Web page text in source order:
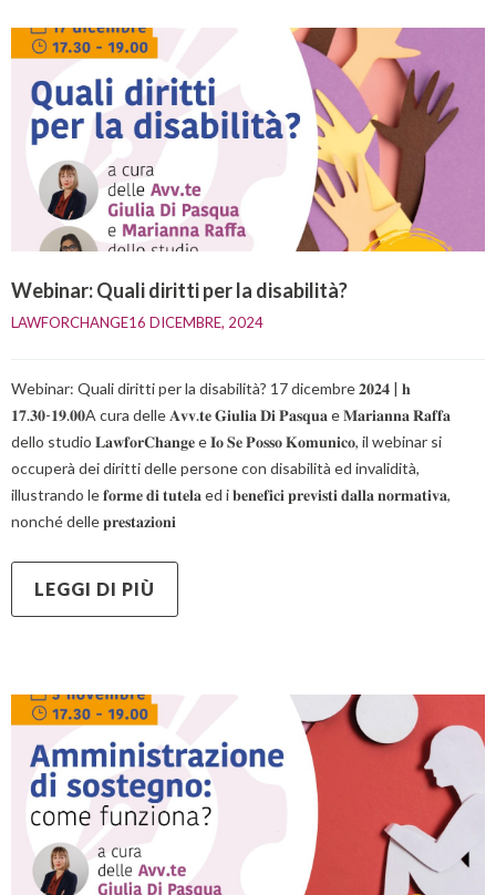
Webinar: Quali diritti per la disabilità?
LAWFORCHANGE16 DICEMBRE, 2024
Webinar: Quali diritti per la disabilità? 17 dicembre 𝟐𝟎𝟐𝟒 | 𝐡
𝟏𝟕.𝟑𝟎-𝟏𝟗.𝟎𝟎A cura delle 𝐀𝐯𝐯.𝐭𝐞 𝐆𝐢𝐮𝐥𝐢𝐚 𝐃𝐢 𝐏𝐚𝐬𝐪𝐮𝐚 e 𝐌𝐚𝐫𝐢𝐚𝐧𝐧𝐚 𝐑𝐚𝐟𝐟𝐚
dello studio 𝐋𝐚𝐰𝐟𝐨𝐫𝐂𝐡𝐚𝐧𝐠𝐞 e 𝐈𝐨 𝐒𝐞 𝐏𝐨𝐬𝐬𝐨 𝐊𝐨𝐦𝐮𝐧𝐢𝐜𝐨, il webinar si
occuperà dei diritti delle persone con disabilità ed invalidità,
illustrando le 𝐟𝐨𝐫𝐦𝐞 𝐝𝐢 𝐭𝐮𝐭𝐞𝐥𝐚 ed i 𝐛𝐞𝐧𝐞𝐟𝐢𝐜𝐢 𝐩𝐫𝐞𝐯𝐢𝐬𝐭𝐢 𝐝𝐚𝐥𝐥𝐚 𝐧𝐨𝐫𝐦𝐚𝐭𝐢𝐯𝐚,
nonché delle 𝐩𝐫𝐞𝐬𝐭𝐚𝐳𝐢𝐨𝐧𝐢
LEGGI DI PIÙ